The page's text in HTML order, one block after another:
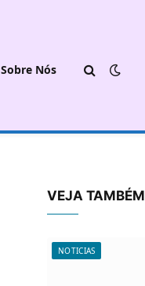
Sobre Nós
VEJA TAMBÉM
NOTICIAS